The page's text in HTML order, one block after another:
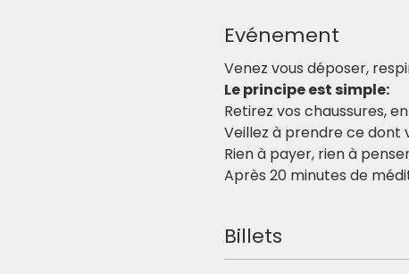
Evénement
Venez vous déposer,
Le principe est simple:
Retirez vos chaussures,
Veillez à prendre ce dont
Rien à payer, rien à
Après 20 minutes de
Billets